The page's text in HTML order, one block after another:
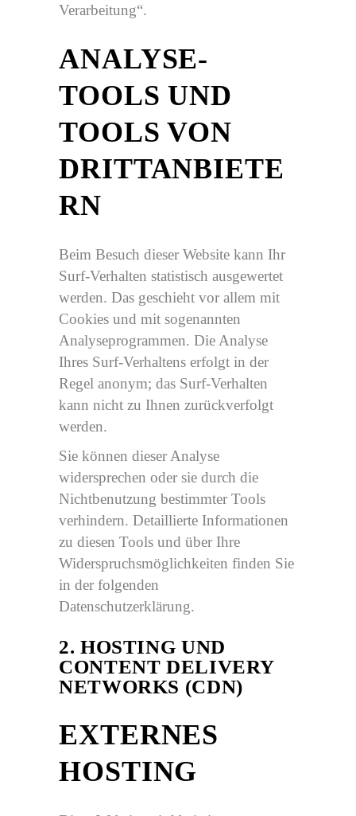
Verarbeitung“.
ANALYSE-
TOOLS UND
TOOLS VON
DRITTANBIETE
RN
Beim Besuch dieser Website kann Ihr
Surf-Verhalten statistisch ausgewertet
werden. Das geschieht vor allem mit
Cookies und mit sogenannten
Analyseprogrammen. Die Analyse
Ihres Surf-Verhaltens erfolgt in der
Regel anonym; das Surf-Verhalten
kann nicht zu Ihnen zurückverfolgt
werden.
Sie können dieser Analyse
widersprechen oder sie durch die
Nichtbenutzung bestimmter Tools
verhindern. Detaillierte Informationen
zu diesen Tools und über Ihre
Widerspruchsmöglichkeiten finden Sie
in der folgenden
Datenschutzerklärung.
2. HOSTING UND
CONTENT DELIVERY
NETWORKS (CDN)
EXTERNES
HOSTING